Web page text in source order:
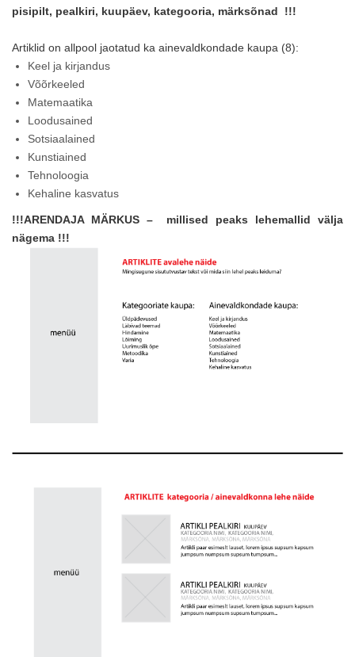
pisipilt, pealkiri, kuupäev, kategooria, märksõnad !!!
Artiklid on allpool jaotatud ka ainevaldkondade kaupa (8):
Keel ja kirjandus
Võõrkeeled
Matemaatika
Loodusained
Sotsiaalained
Kunstiained
Tehnoloogia
Kehaline kasvatus
!!!ARENDAJA MÄRKUS – millised peaks lehemallid välja
nägema !!!